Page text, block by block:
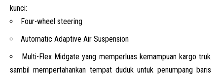
kunci:
Four-wheel steering
Automatic Adaptive Air Suspension
Multi-Flex Midgate yang memperluas kemampuan kargo truk
sambil mempertahankan tempat duduk untuk penumpang baris